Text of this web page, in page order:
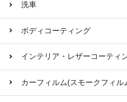
洗車
ボディコーティング
インテリア・レザーコーティ
カーフィルム(スモークフィル